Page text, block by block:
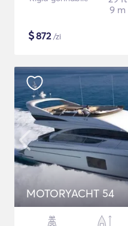
9 m
$872/zi
MOTORYACHT 54